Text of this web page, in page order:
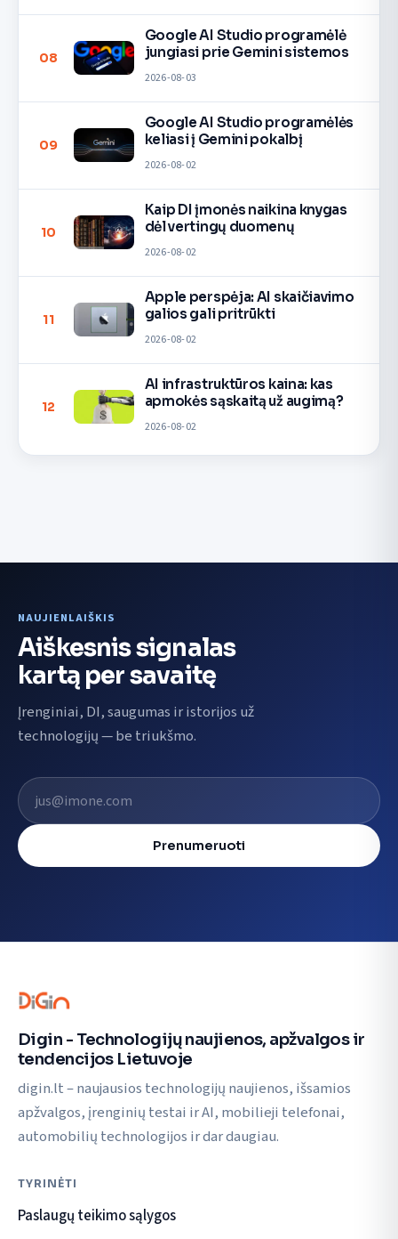
08
Google AI Studio programėlė
jungiasi prie Gemini sistemos
2026-08-03
09
Google AI Studio programėlės
keliasi į Gemini pokalbį
2026-08-02
10
Kaip DI įmonės naikina knygas
dėl vertingų duomenų
2026-08-02
11
Apple perspėja: AI skaičiavimo
galios gali pritrūkti
2026-08-02
12
AI infrastruktūros kaina: kas
apmokės sąskaitą už augimą?
2026-08-02
NAUJIENLAIŠKIS
Aiškesnis signalas
kartą per savaitę
Įrenginiai, DI, saugumas ir istorijos už
technologijų — be triukšmo.
El. pašto adresas
Prenumeruoti
Digin - Technologijų naujienos, apžvalgos ir
tendencijos Lietuvoje
digin.lt – naujausios technologijų naujienos, išsamios
apžvalgos, įrenginių testai ir AI, mobilieji telefonai,
automobilių technologijos ir dar daugiau.
TYRINĖTI
Paslaugų teikimo sąlygos